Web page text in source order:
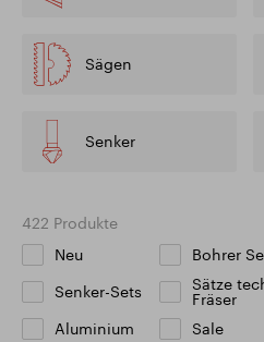
Sägen
Senker
422 Produkte
Neu
Bohrer
Senker-Sets
Sätze
Fräser
Aluminium
Sale